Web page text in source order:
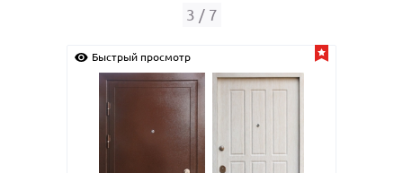
3 / 7
Быстрый просмотр